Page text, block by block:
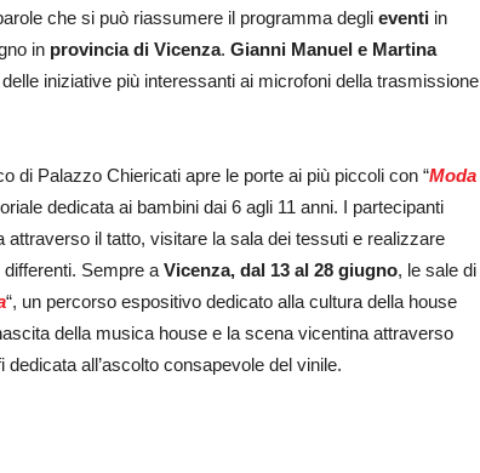
che si può riassumere il programma degli eventi in
in provincia di Vicenza. Gianni Manuel e Martina
iniziative più interessanti ai microfoni della trasmissione
di Palazzo Chiericati apre le porte ai più piccoli con “Moda
dedicata ai bambini dai 6 agli 11 anni. I partecipanti
il tatto, visitare la sala dei tessuti e realizzare
Sempre a Vicenza, dal 13 al 28 giugno, le sale di
“, un percorso espositivo dedicato alla cultura della house
della musica house e la scena vicentina attraverso
all’ascolto consapevole del vinile.